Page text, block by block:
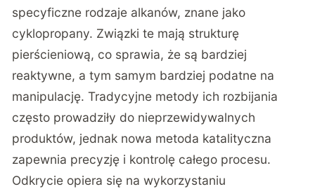
specyficzne rodzaje alkanów, znane jako
cyklopropany. Związki te mają strukturę
pierścieniową, co sprawia, że są bardziej
reaktywne, a tym samym bardziej podatne na
manipulację. Tradycyjne metody ich rozbijania
często prowadziły do nieprzewidywalnych
produktów, jednak nowa metoda katalityczna
zapewnia precyzję i kontrolę całego procesu.
Odkrycie opiera się na wykorzystaniu